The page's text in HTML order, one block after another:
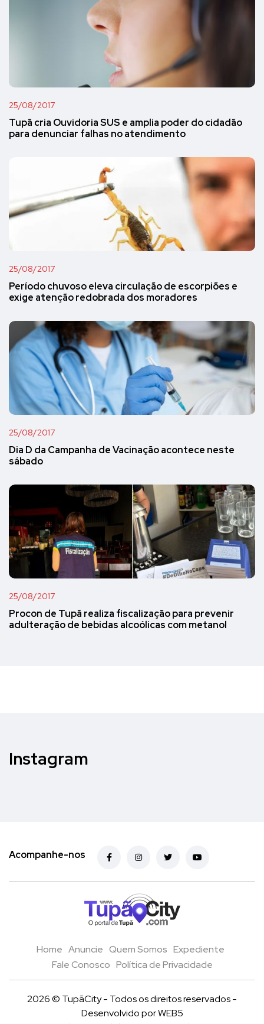
25/08/2017
Tupã cria Ouvidoria SUS e amplia poder do cidadão
para denunciar falhas no atendimento
25/08/2017
Período chuvoso eleva circulação de escorpiões e
exige atenção redobrada dos moradores
25/08/2017
Dia D da Campanha de Vacinação acontece neste
sábado
25/08/2017
Procon de Tupã realiza fiscalização para prevenir
adulteração de bebidas alcoólicas com metanol
Instagram
Acompanhe-nos
Home Anuncie Quem Somos Expediente
Fale Conosco Política de Privacidade
2026 © TupãCity - Todos os direitos reservados -
Desenvolvido porWEB5